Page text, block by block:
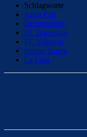
Schlagworte
Ansu Fati
Brennpunkte
FC Barcelona
FC Valencia
Ferran Torres
La Liga